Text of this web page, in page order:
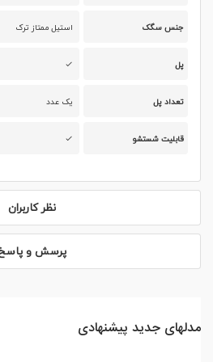
جنس سگک استیل ممتاز ترک
پل
تعداد پل یک عدد
قابلیت شستشو
نظر کاربران
پرسش و پاسخ
مدلهای جدید پیشنهادی